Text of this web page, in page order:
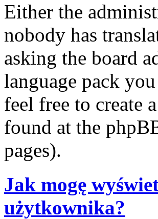
Either the
nobody has
asking the board
language pack
feel free to create
found at the
pages).
Jak mogę
użytkownika?